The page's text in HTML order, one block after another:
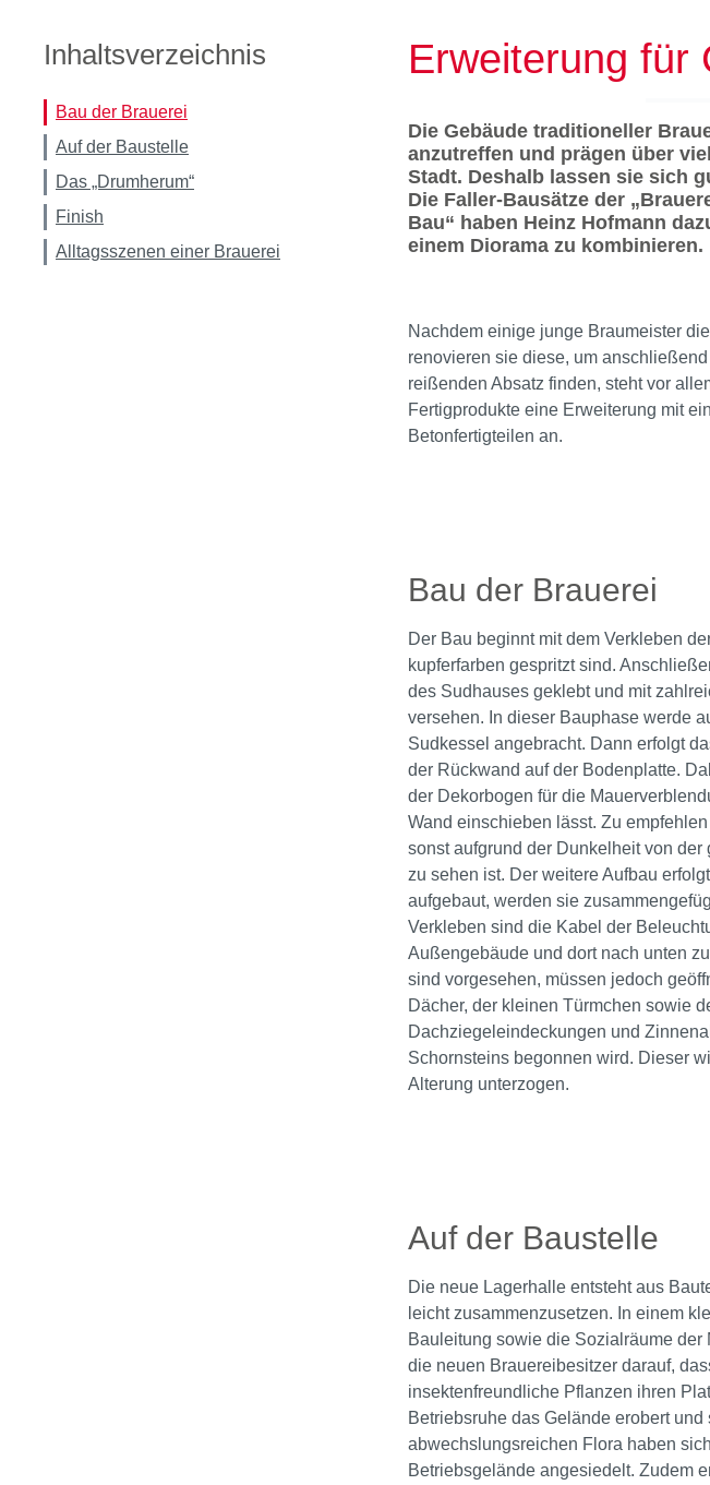
Inhaltsverzeichnis
Bau der Brauerei
Auf der Baustelle
Das „Drumherum“
Finish
Alltagsszenen einer Brauerei
Erweiterung für
Die Gebäude traditioneller
anzutreffen und prägen über
Stadt. Deshalb lassen sie sich
Die Faller-Bausätze der
Bau“ haben Heinz Hofmann
einem Diorama zu kombinieren.
Nachdem einige junge Braumeister
renovieren sie diese, um
reißenden Absatz finden, steht vor
Fertigprodukte eine Erweiterung mit
Betonfertigteilen an.
Bau der Brauerei
Der Bau beginnt mit dem Verkleben
kupferfarben gespritzt sind.
des Sudhauses geklebt und mit
versehen. In dieser Bauphase werde
Sudkessel angebracht. Dann erfolgt
der Rückwand auf der Bodenplatte.
der Dekorbogen für die
Wand einschieben lässt. Zu
sonst aufgrund der Dunkelheit von
zu sehen ist. Der weitere Aufbau
aufgebaut, werden sie
Verkleben sind die Kabel der
Außengebäude und dort nach unten
sind vorgesehen, müssen jedoch
Dächer, der kleinen Türmchen sowie
Dachziegeleindeckungen und
Schornsteins begonnen wird. Dieser
Alterung unterzogen.
Auf der Baustelle
Die neue Lagerhalle entsteht aus
leicht zusammenzusetzen. In einem
Bauleitung sowie die Sozialräume
die neuen Brauereibesitzer darauf,
insektenfreundliche Pflanzen ihren
Betriebsruhe das Gelände erobert
abwechslungsreichen Flora haben
Betriebsgelände angesiedelt. Zudem